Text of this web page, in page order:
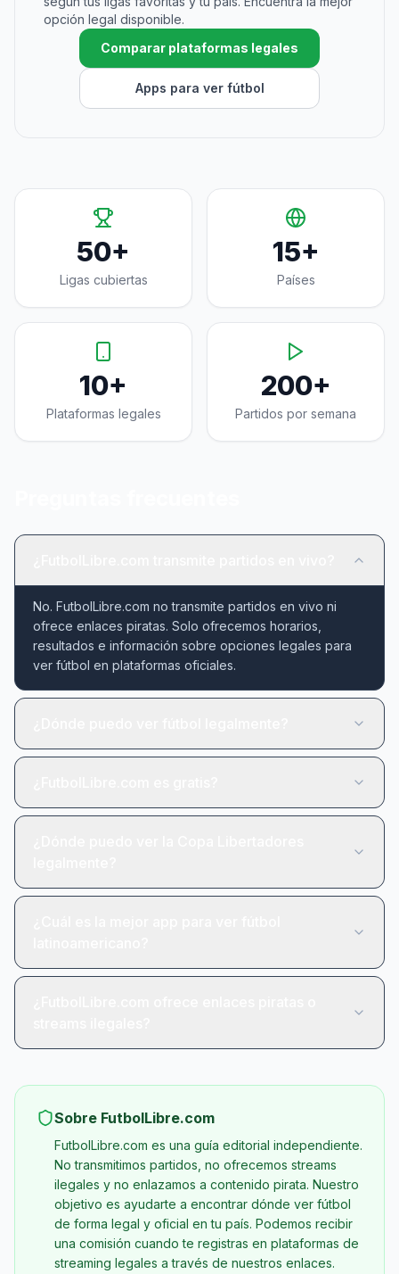
opción legal disponible.
Comparar plataformas legales
Apps para ver fútbol
50+
Ligas cubiertas
15+
Países
10+
Plataformas legales
200+
Partidos por semana
No. FutbolLibre.com no transmite partidos en vivo ni
ofrece enlaces piratas. Solo ofrecemos horarios,
resultados e información sobre opciones legales para
ver fútbol en plataformas oficiales.
Sobre FutbolLibre.com
FutbolLibre.com es una guía editorial independiente.
No transmitimos partidos, no ofrecemos streams
ilegales y no enlazamos a contenido pirata. Nuestro
objetivo es ayudarte a encontrar dónde ver fútbol
de forma legal y oficial en tu país. Podemos recibir
una comisión cuando te registras en plataformas de
streaming legales a través de nuestros enlaces.